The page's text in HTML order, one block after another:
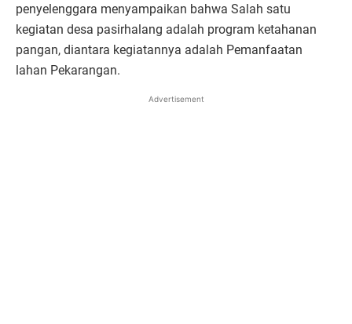
penyelenggara menyampaikan bahwa Salah satu
kegiatan desa pasirhalang adalah program ketahanan
pangan, diantara kegiatannya adalah Pemanfaatan
lahan Pekarangan.
Advertisement